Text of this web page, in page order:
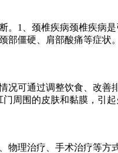
。1、颈椎疾病颈椎疾病
部僵硬、肩部酸痛等症状
况可通过调整饮食、改善
周围的皮肤和黏膜，引
物理治疗、手术治疗等方